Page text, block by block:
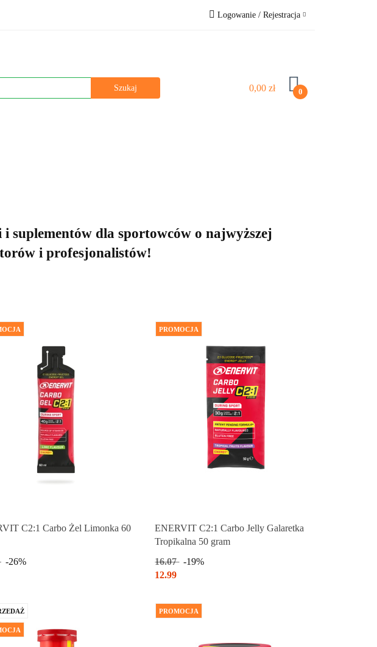
Logowanie / Rejestracja
Pytanie o produkt
Zgody cookies
0,00 zł 0
suplementów dla sportowców o najwyższej
i profesjonalistów!
C2:1 Carbo Żel Limonka 60
-26%
PROMOCJA
ENERVIT C2:1 Carbo Jelly Galaretka
Tropikalna 50 gram
16.07
-19%
12.99
PROMOCJA